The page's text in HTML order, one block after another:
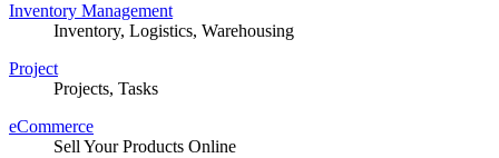
Inventory Management
Inventory, Logistics, Warehousing
Project
Projects, Tasks
eCommerce
Sell Your Products Online